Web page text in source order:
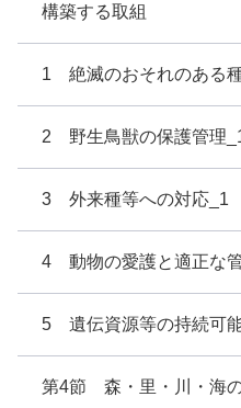
構築する取組
1 絶滅のおそれのある
2 野生鳥獣の保護管理
3 外来種等への対応_1
4 動物の愛護と適正な
5 遺伝資源等の持続可
第4節 森・里・川・海